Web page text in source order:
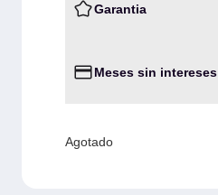
Garantia
Meses sin intereses
Agotado